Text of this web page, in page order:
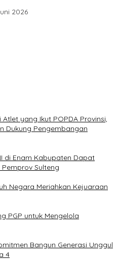
2026
yang Ikut POPDA Provinsi,
Dukung Pengembangan
di Enam Kabupaten Dapat
Sulteng
Negara Meriahkan Kejuaraan
PGP untuk Mengelola
Bangun Generasi Unggul
4